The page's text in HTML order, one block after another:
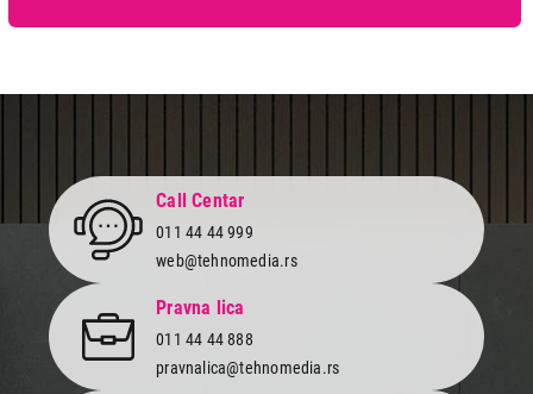
Call Centar
011 44 44 999
web@tehnomedia.rs
Pravna lica
011 44 44 888
pravnalica@tehnomedia.rs